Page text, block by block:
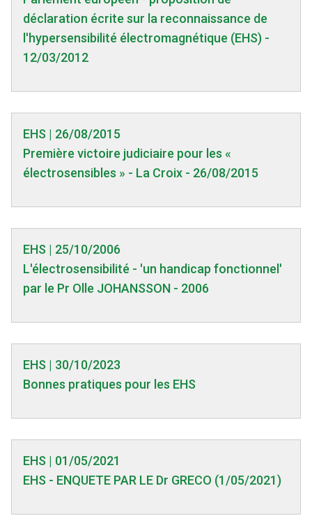
déclaration écrite sur la reconnaissance de
l'hypersensibilité électromagnétique (EHS) -
12/03/2012
EHS | 26/08/2015
Première victoire judiciaire pour les «
électrosensibles » - La Croix - 26/08/2015
EHS | 25/10/2006
L'électrosensibilité - 'un handicap fonctionnel'
par le Pr Olle JOHANSSON - 2006
EHS | 30/10/2023
Bonnes pratiques pour les EHS
EHS | 01/05/2021
EHS - ENQUETE PAR LE Dr GRECO (1/05/2021)